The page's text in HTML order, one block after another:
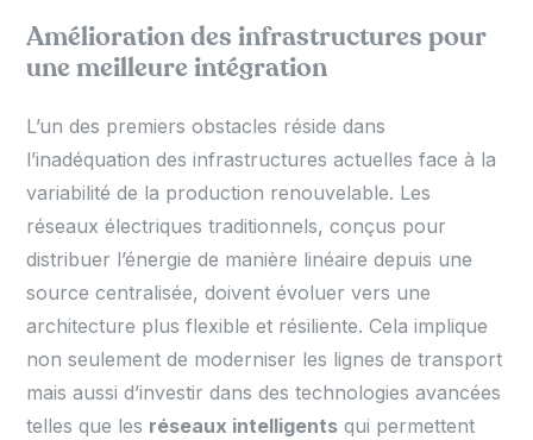
Amélioration des infrastructures pour
une meilleure intégration
L’un des premiers obstacles réside dans
l’inadéquation des infrastructures actuelles face à la
variabilité de la production renouvelable. Les
réseaux électriques traditionnels, conçus pour
distribuer l’énergie de manière linéaire depuis une
source centralisée, doivent évoluer vers une
architecture plus flexible et résiliente. Cela implique
non seulement de moderniser les lignes de transport
mais aussi d’investir dans des technologies avancées
telles que les réseaux intelligents qui permettent